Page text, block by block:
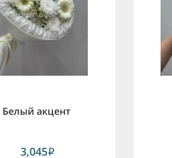
Белый акцент
3,045i